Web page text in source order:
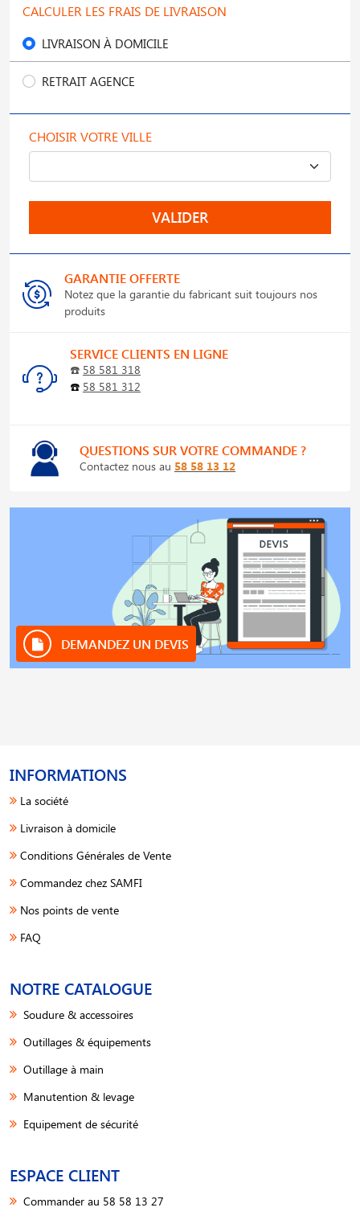
CALCULER LES FRAIS DE LIVRAISON
LIVRAISON À DOMICILE
RETRAIT AGENCE
CHOISIR VOTRE VILLE
VALIDER
GARANTIE OFFERTE
Notez que la garantie du fabricant suit toujours nos
produits
SERVICE CLIENTS EN LIGNE
☎️ 58 581 318
☎️ 58 581 312
QUESTIONS SUR VOTRE COMMANDE ?
Contactez nous au 58 58 13 12
DEMANDEZ UN DEVIS
INFORMATIONS
La société
Livraison à domicile
Conditions Générales de Vente
Commandez chez SAMFI
Nos points de vente
FAQ
NOTRE CATALOGUE
Soudure & accessoires
Outillages & équipements
Outillage à main
Manutention & levage
Equipement de sécurité
ESPACE CLIENT
Commander au 58 58 13 27